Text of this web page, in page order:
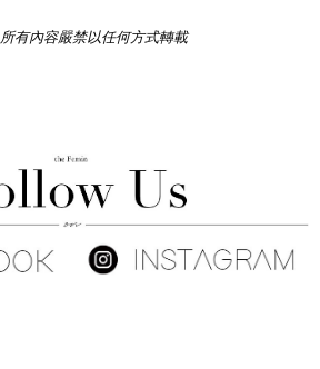
所有內容嚴禁以任何方式轉載